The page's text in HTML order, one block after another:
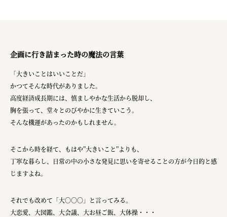
企画に行き詰まった時の魔法の言葉
「大きいことはいいことだ」
かつてそんな時代がありました。
高度経済成長期には、慎ましやかな生活から脱却し、
胸を張って、堂々とのびやかに生きていこう。
そんな機運があったのかもしれません。
そこから時を経て、もはや”大きいこと”よりも、
丁寧な暮らし、日常の中の小さな発見に思いを寄せることの方が今日的と感
じますよね。
それでも改めて「大〇〇〇」と言ってみる。
大恋愛、大図鑑、大会議、大お昼ご飯、大体操・・・